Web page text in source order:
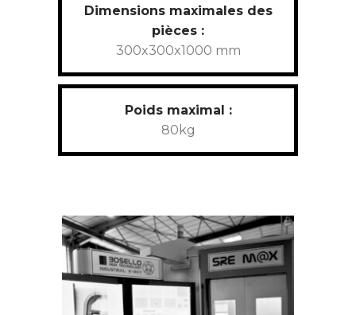
Dimensions maximales des
pièces :
300x300x1000 mm
Poids maximal :
80kg